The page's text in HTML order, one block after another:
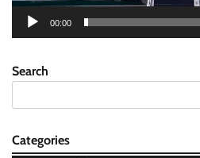
00:00
Search
Categories